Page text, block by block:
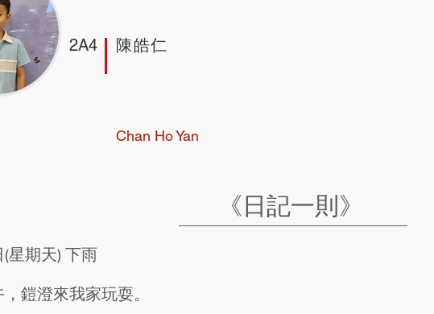
2A4 陳皓仁
Chan Ho Yan
《日記一則》
(星期天) 下雨
鎧澄來我家玩耍。